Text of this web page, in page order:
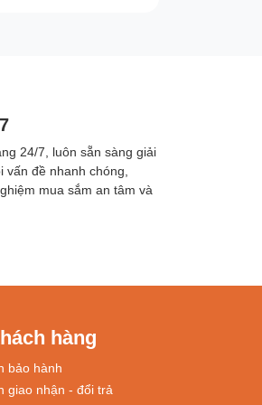
24/7, luôn sẵn sàng giải
vấn đề nhanh chóng,
mua sắm an tâm và
hàng
bảo hành
giao nhận - đổi trả